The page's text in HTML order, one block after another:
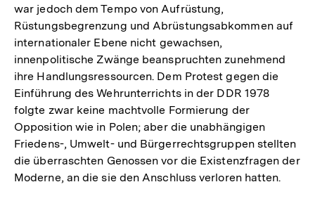
war jedoch dem Tempo von Aufrüstung,
Rüstungsbegrenzung und Abrüstungsabkommen auf
internationaler Ebene nicht gewachsen,
innenpolitische Zwänge beanspruchten zunehmend
ihre Handlungsressourcen. Dem Protest gegen die
Einführung des Wehrunterrichts in der DDR 1978
folgte zwar keine machtvolle Formierung der
Opposition wie in Polen; aber die unabhängigen
Friedens-, Umwelt- und Bürgerrechtsgruppen stellten
die überraschten Genossen vor die Existenzfragen der
Moderne, an die sie den Anschluss verloren hatten.